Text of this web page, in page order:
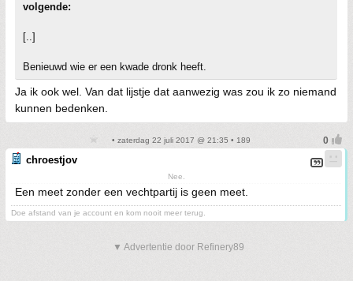
volgende:
[..]
Benieuwd wie er een kwade dronk heeft.
Ja ik ook wel. Van dat lijstje dat aanwezig was zou ik zo niemand
kunnen bedenken.
• zaterdag 22 juli 2017 @ 21:35 • 189
chroestjov
Nee.
Een meet zonder een vechtpartij is geen meet.
Doe afstand van je account en kom nooit meer terug.
▼ Advertentie door Refinery89